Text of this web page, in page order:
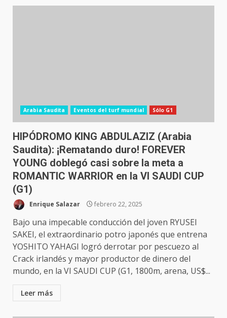
Arabia Saudita Eventos del turf mundial Sólo G1
HIPÓDROMO KING ABDULAZIZ (Arabia
Saudita): ¡Rematando duro! FOREVER
YOUNG doblegó casi sobre la meta a
ROMANTIC WARRIOR en la VI SAUDI CUP
(G1)
Enrique Salazar febrero 22, 2025
Bajo una impecable conducción del joven RYUSEI
SAKEI, el extraordinario potro japonés que entrena
YOSHITO YAHAGI logró derrotar por pescuezo al
Crack irlandés y mayor productor de dinero del
mundo, en la VI SAUDI CUP (G1, 1800m, arena, US$...
Leer más